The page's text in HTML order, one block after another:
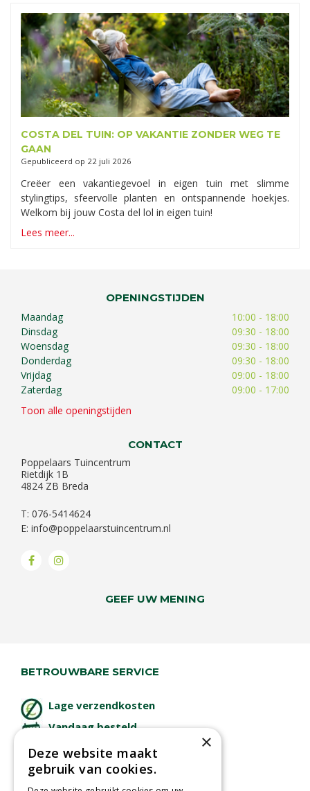
COSTA DEL TUIN: OP VAKANTIE ZONDER WEG TE
GAAN
Gepubliceerd op 22 juli 2026
Creëer een vakantiegevoel in eigen tuin met slimme
stylingtips, sfeervolle planten en ontspannende hoekjes.
Welkom bij jouw Costa del lol in eigen tuin!
Lees meer...
OPENINGSTIJDEN
Maandag
10:00 - 18:00
Dinsdag
09:30 - 18:00
Woensdag
09:30 - 18:00
Donderdag
09:30 - 18:00
Vrijdag
09:00 - 18:00
Zaterdag
09:00 - 17:00
Toon alle openingstijden
CONTACT
Poppelaars Tuincentrum
Rietdijk 1B
4824 ZB Breda
T: 076-5414624
E: info@poppelaarstuincentrum.nl
GEEF UW MENING
BETROUWBARE SERVICE
Lage verzendkosten
Vandaag besteld
Afhalen in tuincentrum
Betaal veilig
×
Deze website maakt
gebruik van cookies.